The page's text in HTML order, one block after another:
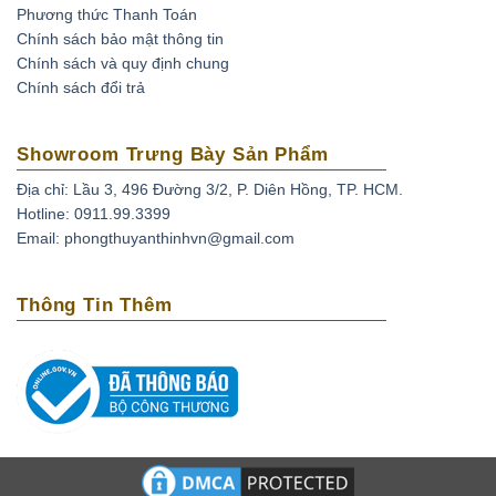
Ruby được xử lý nhiệt (Ruby nung):
thác được nung để đốt cháy tạp chất và tăng độ sáng
nung chung với thủy tinh và kim loại tạo màu để thủy
tinh len vào các khe nứt giúp tăng độ bóng và màu sắc
của đá.
Ruby nhuộm:đá ruby được khai thác tự nhiên không
mô phỏng quá trình hình thành trong tự nhiên.
Ruby giả:là loại được chế tác từ nhựa, thủy tinh và các
loại đá tổng hợp không có giá trị.
Phương thức Thanh Toán
Chính sách bảo mật thông tin
Chính sách và quy định chung
Chính sách đổi trả
Showroom Trưng Bày Sản Phẩm
Địa chỉ: Lầu 3, 496 Đường 3/2, P. Diên Hồng, TP. HCM.
Hotline: 0911.99.3399
Email: phongthuyanthinhvn@gmail.com
Thông Tin Thêm